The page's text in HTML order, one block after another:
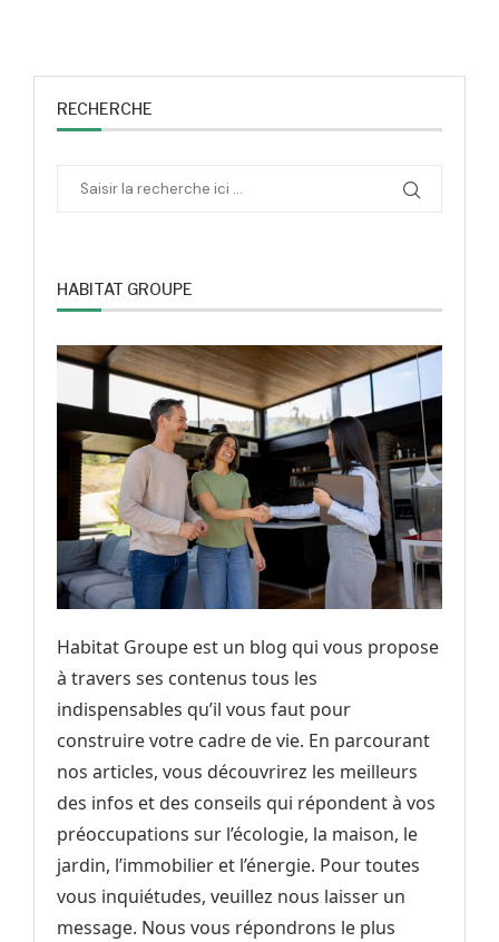
RECHERCHE
HABITAT GROUPE
Habitat Groupe est un blog qui vous propose
à travers ses contenus tous les
indispensables qu’il vous faut pour
construire votre cadre de vie. En parcourant
nos articles, vous découvrirez les meilleurs
des infos et des conseils qui répondent à vos
préoccupations sur l’écologie, la maison, le
jardin, l’immobilier et l’énergie. Pour toutes
vous inquiétudes, veuillez nous laisser un
message. Nous vous répondrons le plus